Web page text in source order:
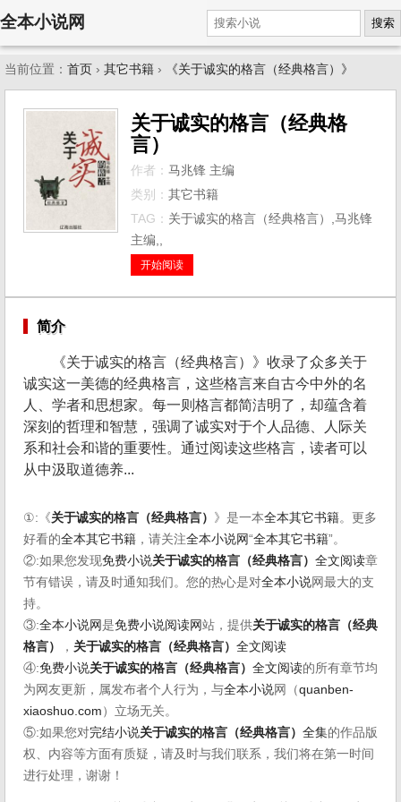
全本小说网 搜索
当前位置： 首页 › 其它书籍 › 《关于诚实的格言（经典格言）》
关于诚实的格言（经典格
言）
作者： 马兆锋 主编
类别： 其它书籍
TAG： 关于诚实的格言（经典格言）,马兆锋
主编,,
开始阅读
简介
《关于诚实的格言（经典格言）》收录了众多关于
诚实这一美德的经典格言，这些格言来自古今中外的名
人、学者和思想家。每一则格言都简洁明了，却蕴含着
深刻的哲理和智慧，强调了诚实对于个人品德、人际关
系和社会和谐的重要性。通过阅读这些格言，读者可以
从中汲取道德养...
①:《关于诚实的格言（经典格言） 》是一本全本其它书籍。更多
好看的全本其它书籍 ，请关注全本小说网“全本其它书籍”。
②:如果您发现免费小说关于诚实的格言（经典格言） 全文阅读章
节有错误，请及时通知我们。您的热心是对全本小说网最大的支
持。
③:全本小说网是免费小说阅读网站，提供关于诚实的格言（经典
格言）
， 关于诚实的格言（经典格言） 全文阅读
④:免费小说关于诚实的格言（经典格言） 全文阅读的所有章节均
为网友更新，属发布者个人行为，与全本小说网（quanben-
xiaoshuo.com ）立场无关。
⑤:如果您对完结小说关于诚实的格言（经典格言） 全集的作品版
权、内容等方面有质疑，请及时与我们联系，我们将在第一时间
进行处理，谢谢！